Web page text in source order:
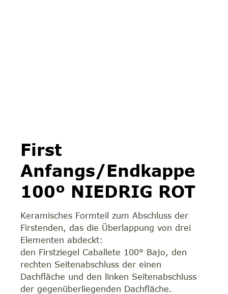
First
Anfangs/Endkappe
100º NIEDRIG ROT
Keramisches Formteil zum Abschluss der
Firstenden, das die Überlappung von drei
Elementen abdeckt:
den Firstziegel Caballete 100° Bajo, den
rechten Seitenabschluss der einen
Dachfläche und den linken Seitenabschluss
der gegenüberliegenden Dachfläche.